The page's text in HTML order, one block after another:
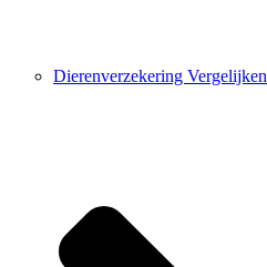
Dierenverzekering Vergelijken